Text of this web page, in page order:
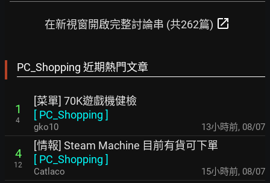
在新視窗開啟完整討論串 (共262篇) open_in_new
PC_Shopping 近期熱門文章
1
4
[菜單] 70K遊戲機健檢
[ PC_Shopping ]
gko10 13小時前, 08/07
4
12
[情報] Steam Machine 目前有貨可下單
[ PC_Shopping ]
Catlaco 15小時前, 08/07